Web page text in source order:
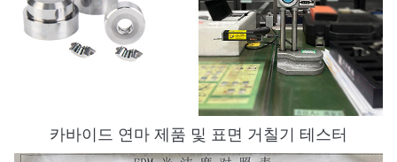
카바이드 연마 제품 및 표면 거칠기 테스터